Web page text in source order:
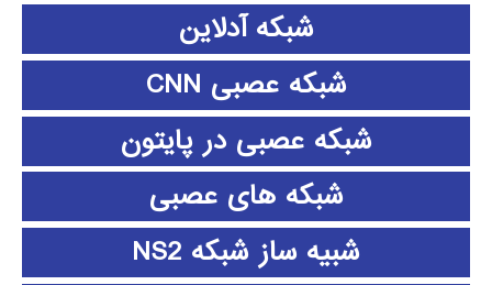
شبکه آدلاین
شبکه عصبی CNN
شبکه عصبی در پایتون
شبکه های عصبی
شبیه ساز شبکه NS2